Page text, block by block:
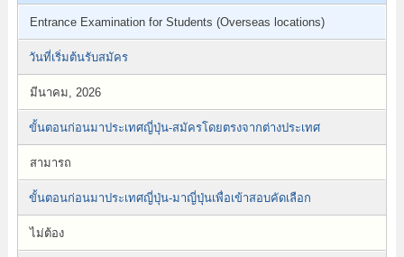
Entrance Examination for Students (Overseas locations)
วันที่เริ่มต้นรับสมัคร
มีนาคม, 2026
ขั้นตอนก่อนมาประเทศญี่ปุ่น-สมัครโดยตรงจากต่างประเทศ
สามารถ
ขั้นตอนก่อนมาประเทศญี่ปุ่น-มาญี่ปุ่นเพื่อเข้าสอบคัดเลือก
ไม่ต้อง